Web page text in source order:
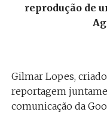
reprodução de
Gilmar Lopes,
reportagem
comunicação da